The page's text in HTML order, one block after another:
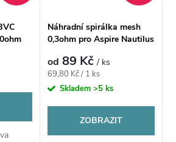
Náhradní spirálka mesh
0,3ohm pro Aspire Nautilus
od 89 Kč/ ks
Měrná
cena:
69,80 Kč / 1 ks
Skladem >5 ks
ZOBRAZIT